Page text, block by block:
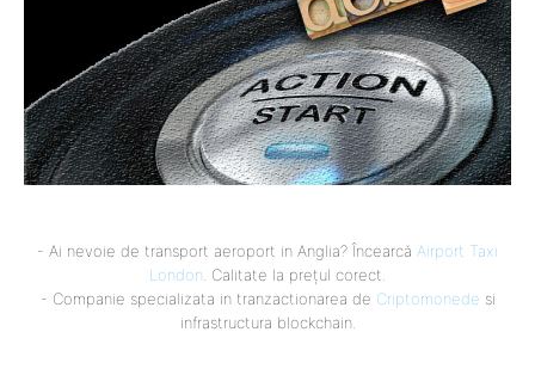
- Ai nevoie de transport aeroport in Anglia? Încearcă Airport Taxi
London. Calitate la prețul corect.
- Companie specializata in tranzactionarea de Criptomonede si
infrastructura blockchain.